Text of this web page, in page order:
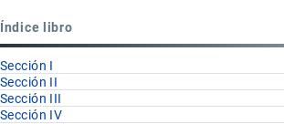
Índice libro
Sección I
Sección II
Sección III
Sección IV